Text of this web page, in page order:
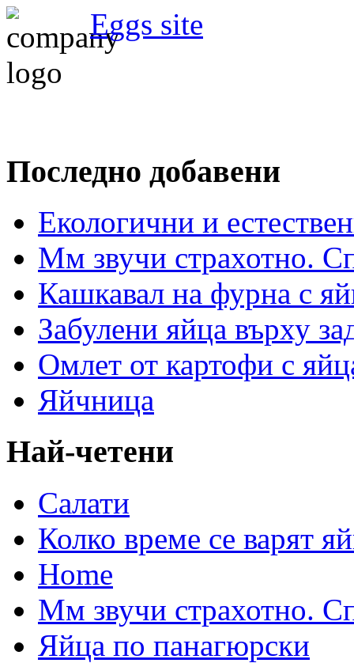
Eggs site
Последно добавени
Екологични и
Мм звучи страхотно.
Кашкавал на фурна с
Забулени яйца върху
Омлет от картофи с
Яйчница
Най-четени
Салати
Колко време се варят
Home
Мм звучи страхотно.
Яйца по панагюрски